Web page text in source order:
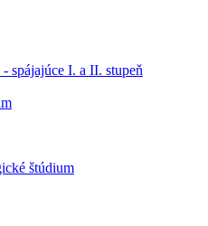
spájajúce I. a II. stupeň
štúdium